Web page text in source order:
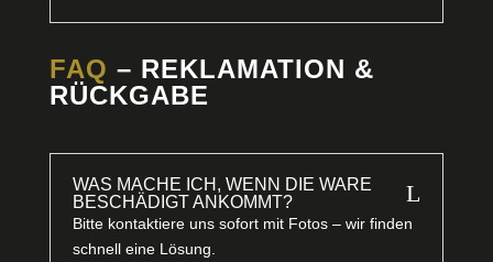
FAQ – REKLAMATION &
RÜCKGABE
WAS MACHE ICH, WENN DIE WARE
BESCHÄDIGT ANKOMMT?
L
Bitte kontaktiere uns sofort mit Fotos – wir finden
schnell eine Lösung.